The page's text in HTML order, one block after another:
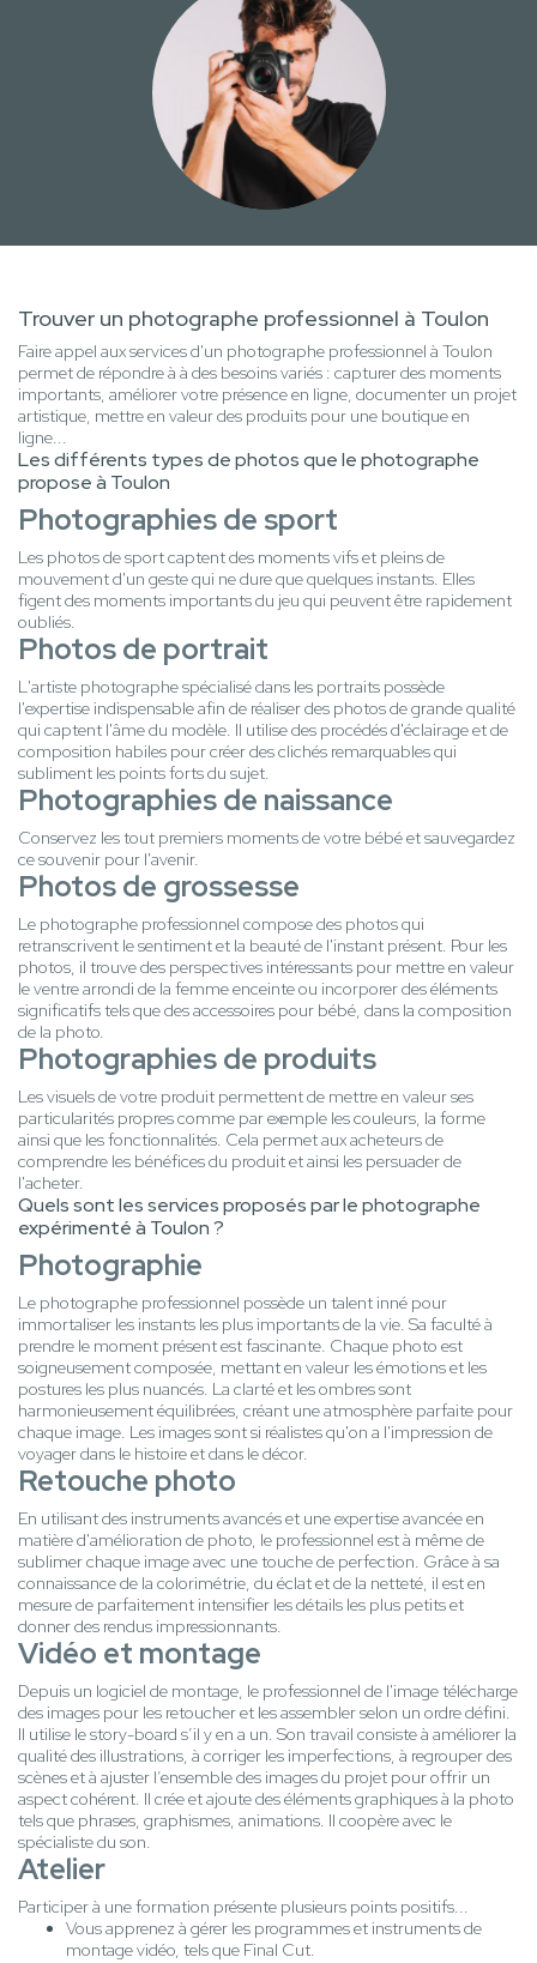
Trouver un photographe professionnel à Toulon
Faire appel aux services d'un photographe professionnel à Toulon
permet de répondre à à des besoins variés : capturer des moments
importants, améliorer votre présence en ligne, documenter un projet
artistique, mettre en valeur des produits pour une boutique en
ligne...
Les différents types de photos que le photographe
propose à Toulon
Photographies de sport
Les photos de sport captent des moments vifs et pleins de
mouvement d'un geste qui ne dure que quelques instants. Elles
figent des moments importants du jeu qui peuvent être rapidement
oubliés.
Photos de portrait
L'artiste photographe spécialisé dans les portraits possède
l'expertise indispensable afin de réaliser des photos de grande qualité
qui captent l'âme du modèle. Il utilise des procédés d'éclairage et de
composition habiles pour créer des clichés remarquables qui
subliment les points forts du sujet.
Photographies de naissance
Conservez les tout premiers moments de votre bébé et sauvegardez
ce souvenir pour l'avenir.
Photos de grossesse
Le photographe professionnel compose des photos qui
retranscrivent le sentiment et la beauté de l'instant présent. Pour les
photos, il trouve des perspectives intéressants pour mettre en valeur
le ventre arrondi de la femme enceinte ou incorporer des éléments
significatifs tels que des accessoires pour bébé, dans la composition
de la photo.
Photographies de produits
Les visuels de votre produit permettent de mettre en valeur ses
particularités propres comme par exemple les couleurs, la forme
ainsi que les fonctionnalités. Cela permet aux acheteurs de
comprendre les bénéfices du produit et ainsi les persuader de
l'acheter.
Quels sont les services proposés par le photographe
expérimenté à Toulon ?
Photographie
Le photographe professionnel possède un talent inné pour
immortaliser les instants les plus importants de la vie. Sa faculté à
prendre le moment présent est fascinante. Chaque photo est
soigneusement composée, mettant en valeur les émotions et les
postures les plus nuancés. La clarté et les ombres sont
harmonieusement équilibrées, créant une atmosphère parfaite pour
chaque image. Les images sont si réalistes qu'on a l'impression de
voyager dans le histoire et dans le décor.
Retouche photo
En utilisant des instruments avancés et une expertise avancée en
matière d'amélioration de photo, le professionnel est à même de
sublimer chaque image avec une touche de perfection. Grâce à sa
connaissance de la colorimétrie, du éclat et de la netteté, il est en
mesure de parfaitement intensifier les détails les plus petits et
donner des rendus impressionnants.
Vidéo et montage
Depuis un logiciel de montage, le professionnel de l'image télécharge
des images pour les retoucher et les assembler selon un ordre défini.
Il utilise le story-board s’il y en a un. Son travail consiste à améliorer la
qualité des illustrations, à corriger les imperfections, à regrouper des
scènes et à ajuster l’ensemble des images du projet pour offrir un
aspect cohérent. Il crée et ajoute des éléments graphiques à la photo
tels que phrases, graphismes, animations. Il coopère avec le
spécialiste du son.
Atelier
Participer à une formation présente plusieurs points positifs...
Vous apprenez à gérer les programmes et instruments de
montage vidéo, tels que Final Cut.